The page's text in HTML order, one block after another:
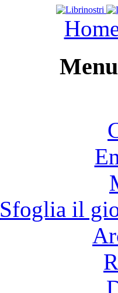
Sfoglia il